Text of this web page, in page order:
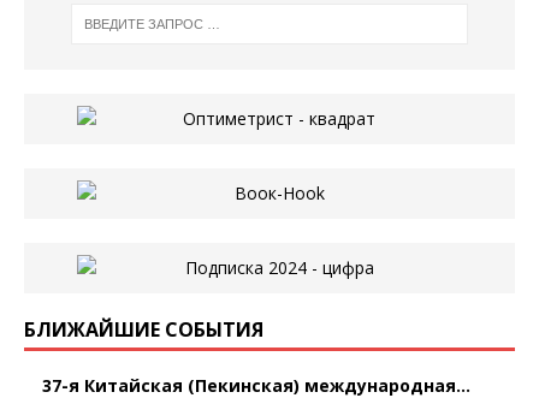
БЛИЖАЙШИЕ СОБЫТИЯ
37-я Китайская (Пекинская) международная...